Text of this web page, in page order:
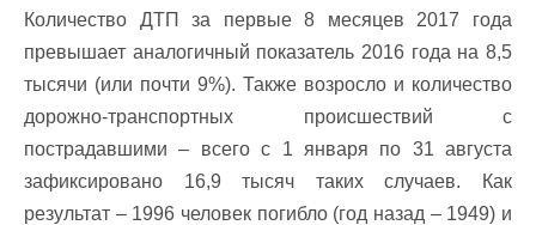
Количество ДТП за первые 8 месяцев 2017 года
превышает аналогичный показатель 2016 года на 8,5
тысячи (или почти 9%). Также возросло и количество
дорожно-транспортных происшествий с
пострадавшими – всего с 1 января по 31 августа
зафиксировано 16,9 тысяч таких случаев. Как
результат – 1996 человек погибло (год назад – 1949) и